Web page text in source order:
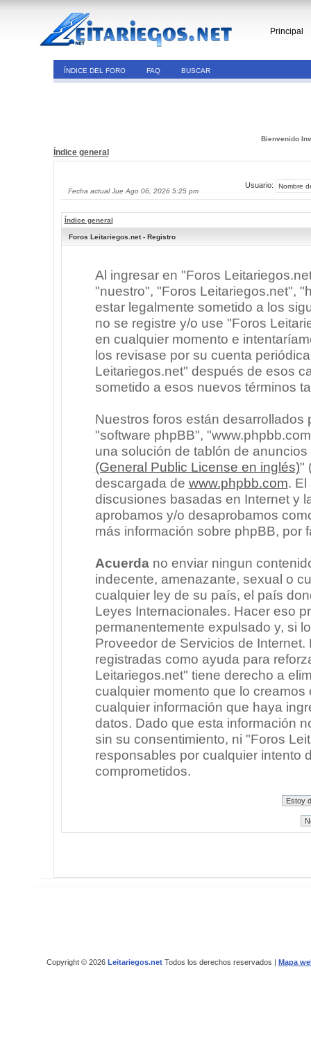
Principal
ÍNDICE DEL FORO FAQ BUSCAR
Bienvenido
Índice general
Fecha actual Jue Ago 06, 2026 5:25 pm
Usuario:
Índice general
Foros Leitariegos.net - Registro
Al ingresar en "Foros
"nuestro", "Foros Leitariegos.net",
estar legalmente sometido a los
no se registre y/o use "Foros
en cualquier momento e
los revisase por su cuenta
Leitariegos.net" después de esos
sometido a esos nuevos términos
Nuestros foros están
"software phpBB",
una solución de tablón de
(General Public License en inglés)"
descargada de www.phpbb.com. El
discusiones basadas en Internet y
aprobamos y/o desaprobamos
más información sobre phpBB, por
Acuerdano enviar ningun
indecente, amenazante, sexual o
cualquier ley de su país, el país
Leyes Internacionales. Hacer eso
permanentemente expulsado y, si
Proveedor de Servicios de
registradas como ayuda para
Leitariegos.net" tiene derecho a
cualquier momento que lo
cualquier información que haya
datos. Dado que esta información
sin su consentimiento, ni "Foros
responsables por cualquier intento
comprometidos.
Copyright © 2026 Leitariegos.netTodos los derechos reservados | Mapa